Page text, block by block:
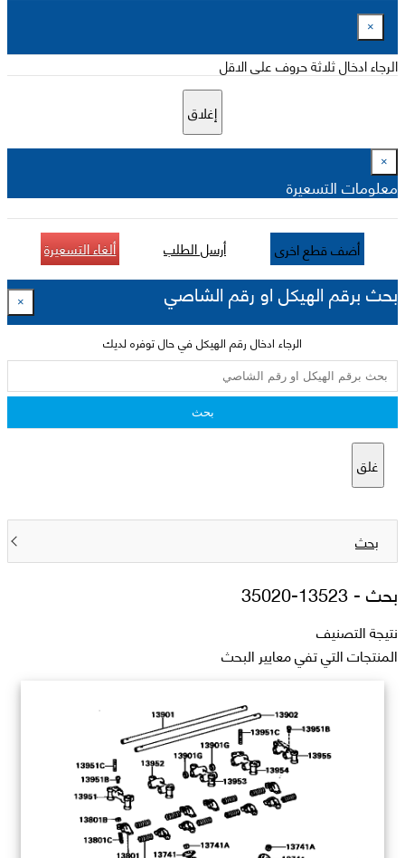
×
الرجاء ادخال ثلاثة حروف على الاقل
إغلاق
×
معلومات التسعيرة
أضف قطع اخرى أرسل الطلب ألغاء التسعيرة
بحث برقم الهيكل او رقم الشاصي ×
الرجاء ادخال رقم الهيكل في حال توفره لديك
بحث
غلق
بحث
بحث -13523-35020
نتيجة التصنيف
المنتجات التي تفي معايير البحث